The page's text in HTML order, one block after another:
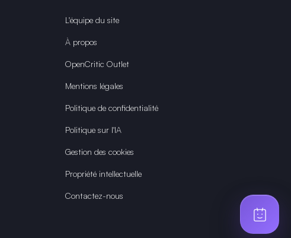
L'équipe du site
À propos
OpenCritic Outlet
Mentions légales
Politique de confidentialité
Politique sur l'IA
Gestion des cookies
Propriété intellectuelle
Contactez-nous